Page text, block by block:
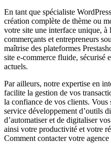
En tant que spécialiste WordPress
création complète de thème ou
votre site une interface unique, à
commerçants et entrepreneurs
maîtrise des plateformes
site e-commerce fluide, sécurisé
actuels.
Par ailleurs, notre expertise en
facilite la gestion de vos
la confiance de vos clients.
service développement d’outils
d’automatiser et de digitaliser
ainsi votre productivité et votre
Comment contacter votre